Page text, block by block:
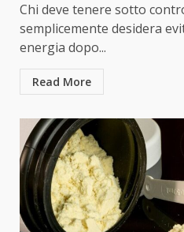
Chi deve tenere sotto
semplicemente desidera
energia dopo...
Read More